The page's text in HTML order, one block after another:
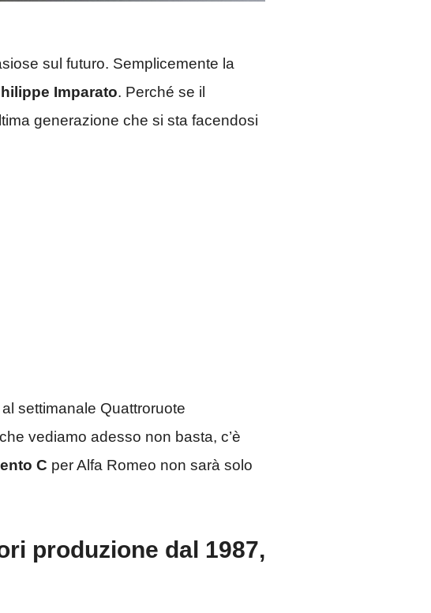
sul futuro. Semplicemente la
Imparato. Perché se il
generazione che si sta facendosi
settimanale Quattroruote
vediamo adesso non basta, c’è
C per Alfa Romeo non sarà solo
produzione dal 1987,